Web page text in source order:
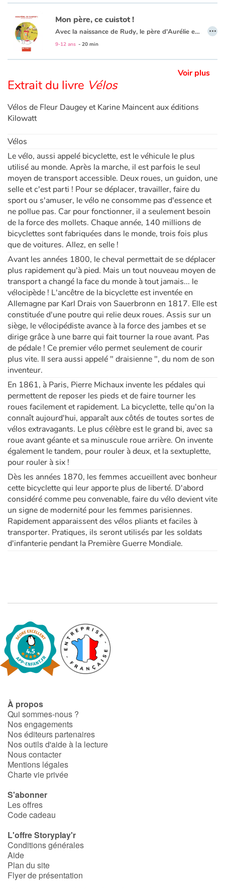
Mon père, ce cuistot !
Avec la naissance de Rudy, le père d'Aurélie et Yannis a décidé de prendre un congé parental. Maintenant il passe beaucoup de temps à la maison et parfois c'est bien embêtant. En plus, il se passionne pour la cuisine et décide de participer à l'émission Star en Toque ! Est-ce le début des ennuis ?
9-12 ans - 20 min
…
Voir plus
Extrait du livre Vélos
Vélos de Fleur Daugey et Karine Maincent aux éditions
Kilowatt
Vélos
Le vélo, aussi appelé bicyclette, est le véhicule le plus
utilisé au monde. Après la marche, il est parfois le seul
moyen de transport accessible. Deux roues, un guidon, une
selle et c'est parti ! Pour se déplacer, travailler, faire du
sport ou s'amuser, le vélo ne consomme pas d'essence et
ne pollue pas. Car pour fonctionner, il a seulement besoin
de la force des mollets. Chaque année, 140 millions de
bicyclettes sont fabriquées dans le monde, trois fois plus
que de voitures. Allez, en selle !
Avant les années 1800, le cheval permettait de se déplacer
plus rapidement qu'à pied. Mais un tout nouveau moyen de
transport a changé la face du monde à tout jamais... le
vélocipède ! L'ancêtre de la bicyclette est inventée en
Allemagne par Karl Drais von Sauerbronn en 1817. Elle est
constituée d'une poutre qui relie deux roues. Assis sur un
siège, le vélocipédiste avance à la force des jambes et se
dirige grâce à une barre qui fait tourner la roue avant. Pas
de pédale ! Ce premier vélo permet seulement de courir
plus vite. Il sera aussi appelé " draisienne ", du nom de son
inventeur.
En 1861, à Paris, Pierre Michaux invente les pédales qui
permettent de reposer les pieds et de faire tourner les
roues facilement et rapidement. La bicyclette, telle qu'on la
connaît aujourd'hui, apparaît aux côtés de toutes sortes de
vélos extravagants. Le plus célèbre est le grand bi, avec sa
roue avant géante et sa minuscule roue arrière. On invente
également le tandem, pour rouler à deux, et la sextuplette,
pour rouler à six !
Dès les années 1870, les femmes accueillent avec bonheur
cette bicyclette qui leur apporte plus de liberté. D'abord
considéré comme peu convenable, faire du vélo devient vite
un signe de modernité pour les femmes parisiennes.
Rapidement apparaissent des vélos pliants et faciles à
transporter. Pratiques, ils seront utilisés par les soldats
d'infanterie pendant la Première Guerre Mondiale.
À propos
Qui sommes-nous ?
Nos engagements
Nos éditeurs partenaires
Nos outils d'aide à la lecture
Nous contacter
Mentions légales
Charte vie privée
S'abonner
Les offres
Code cadeau
L'offre Storyplay'r
Conditions générales
Aide
Plan du site
Flyer de présentation